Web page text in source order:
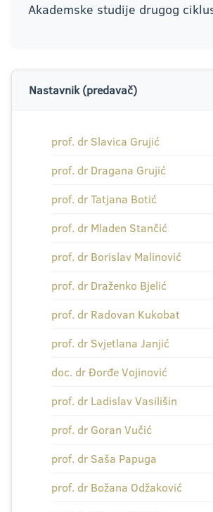
Akademske studije drugog
Nastavnik (predavač)
prof. dr Slavica Grujić
prof. dr Dragana Grujić
prof. dr Tatjana Botić
prof. dr Mladen Stančić
prof. dr Borislav Malinović
prof. dr Draženko Bjelić
prof. dr Radovan Kukobat
prof. dr Svjetlana Janjić
doc. dr Đorđe Vojinović
prof. dr Ladislav Vasilišin
prof. dr Goran Vučić
prof. dr Saša Papuga
prof. dr Božana Odžaković